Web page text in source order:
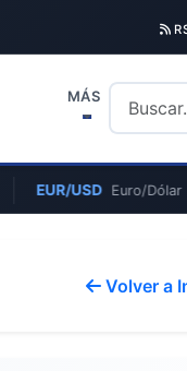
MÁS
EUR/USD Euro/Dólar
Volver a